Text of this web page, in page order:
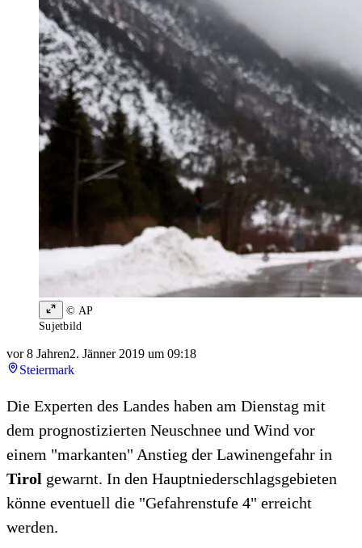
© AP
Sujetbild
vor 8 Jahren2. Jänner 2019 um 09:18
Steiermark
Die Experten des Landes haben am Dienstag mit
dem prognostizierten Neuschnee und Wind vor
einem "markanten" Anstieg der Lawinengefahr in
Tirol gewarnt. In den Hauptniederschlagsgebieten
könne eventuell die "Gefahrenstufe 4" erreicht
werden.